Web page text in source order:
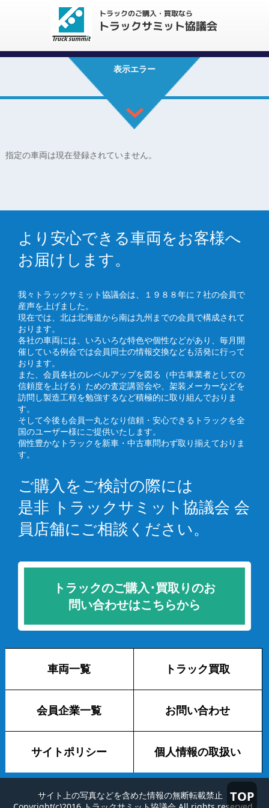
TOP
表示エラー
指定の車両は現在登録されていません。
より安心できる車両をお客様へ
お届けします。
我々トラックサミット協議会は、１９８８年に７社の会員で
産声を上げました。
現在では、北は北海道から南は九州までの会員で構成されて
おります。
各社の車両には、いろいろな特色や個性などがあり、毎月開
催している例会では会員同士の情報交換なども活発に行って
おります。
また、会員各社のレベルアップを図る（中古車業者としての
信頼度を上げる）ための査定講習会や、架装メーカーなどを
訪問し製造工程を勉強するなど積極的に取り組んでおりま
す。
そして今後も会員一丸となり信頼・安心できるトラックを全
国のユーザー様にご提供いたします。
個性豊かなトラックを新車・中古車問わず取り揃えておりま
す。
ご購入をご検討の際には
是非 トラックサミット協議会 会
員店舗にご相談ください。
トラックのご購入･買取りのお
問い合わせはこちらから
車両一覧 トラック買取
会員企業一覧 お問い合わせ
サイトポリシー 個人情報の取扱い
サイト上の写真などを含めた情報の無断転載禁止